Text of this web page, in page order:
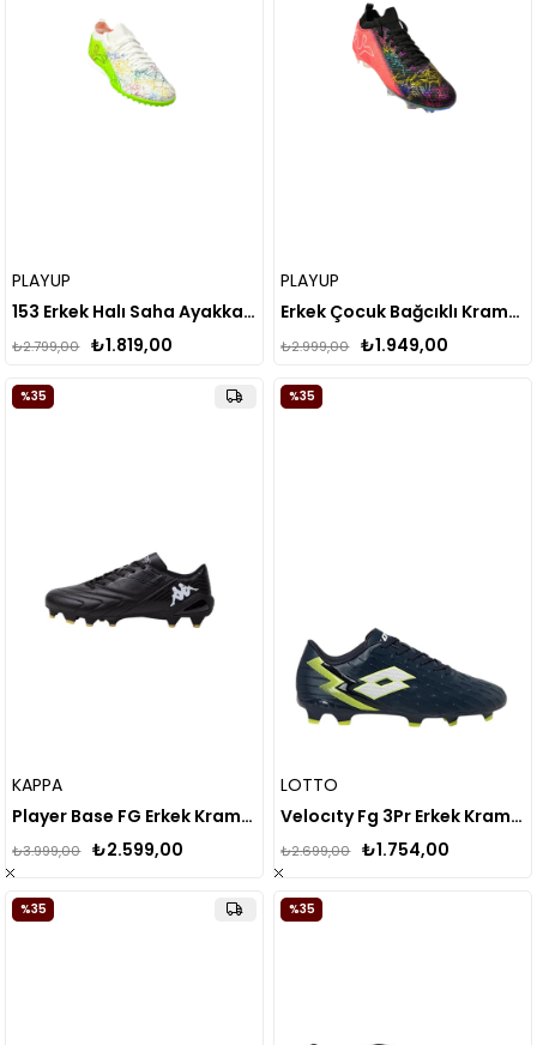
PLAYUP
153 Erkek Halı Saha Ayakkabısı
₺1.819,00
₺2.799,00
PLAYUP
Erkek Çocuk Bağcıklı Krampon 153
₺1.949,00
₺2.999,00
KAPPA
Player Base FG Erkek Krampon
₺2.599,00
₺3.999,00
%35
LOTTO
Velocıty Fg 3Pr Erkek Krampon - LACİVERT
₺1.754,00
₺2.699,00
%35
%35 %35